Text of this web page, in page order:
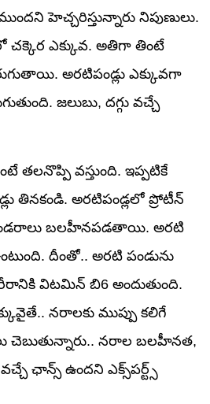
హెచ్చరిస్తున్నారు నిపుణులు.
చక్కెర ఎక్కువ. అతిగా తింటే
అరటిపండ్లు ఎక్కువగా
జలుబు, దగ్గు వచ్చే
తలనొప్పి వస్తుంది. ఇప్పటికే
తినకండి. అరటిపండ్లలో ప్రోటీన్
బలహీనపడతాయి. అరటి
దీంతో.. అరటి పండును
విటమిన్ బి6 అందుతుంది.
నరాలకు ముప్పు కలిగే
చెబుతున్నారు.. నరాల బలహీనత,
ఛాన్స్ ఉందని ఎక్స్‌పర్ట్స్